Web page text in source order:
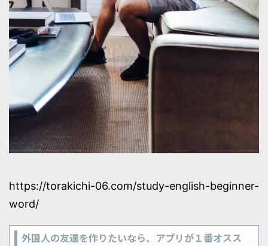
https://torakichi-06.com/study-english-beginner-
word/
外国人の友達を作りたいなら、アプリが１番オスス